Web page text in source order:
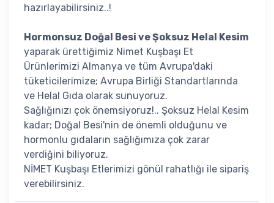
hazırlayabilirsiniz..!
Hormonsuz Doğal Besi ve Şoksuz Helal Kesim
yaparak ürettiğimiz Nimet Kuşbaşı Et
Ürünlerimizi Almanya ve tüm Avrupa'daki
tüketicilerimize; Avrupa Birliği Standartlarında
ve Helal Gıda olarak sunuyoruz.
Sağlığınızı çok önemsiyoruz!.. Şoksuz Helal Kesim
kadar; Doğal Besi'nin de önemli olduğunu ve
hormonlu gıdaların sağlığımıza çok zarar
verdiğini biliyoruz.
NİMET Kuşbaşı Etlerimizi gönül rahatlığı ile sipariş
verebilirsiniz.